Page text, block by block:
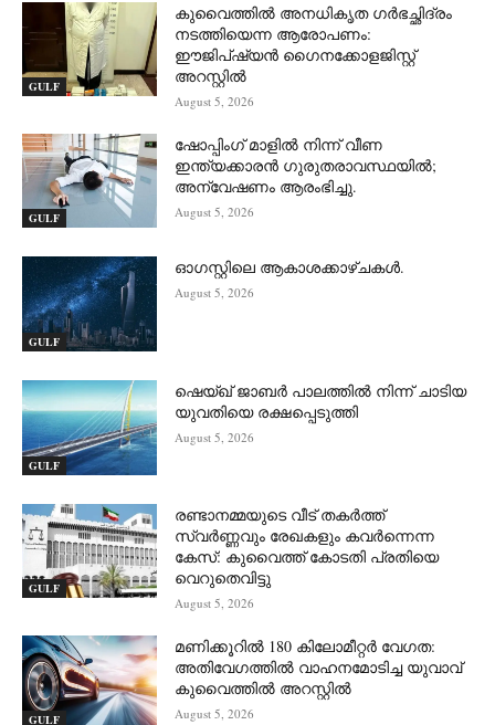
GULF
കുവൈത്തിൽ അനധികൃത ഗർഭച്ഛിദ്രം
നടത്തിയെന്ന ആരോപണം:
ഈജിപ്ഷ്യൻ ഗൈനക്കോളജിസ്റ്റ്
അറസ്റ്റിൽ
August 5, 2026
GULF
ഷോപ്പിംഗ് മാളിൽ നിന്ന് വീണ
ഇന്ത്യക്കാരൻ ഗുരുതരാവസ്ഥയിൽ;
അന്വേഷണം ആരംഭിച്ചു.
August 5, 2026
GULF
ഓഗസ്റ്റിലെ ആകാശക്കാഴ്ചകൾ.
August 5, 2026
GULF
ഷെയ്ഖ് ജാബർ പാലത്തിൽ നിന്ന് ചാടിയ
യുവതിയെ രക്ഷപ്പെടുത്തി
August 5, 2026
GULF
രണ്ടാനമ്മയുടെ വീട് തകർത്ത്
സ്വർണ്ണവും രേഖകളും കവർന്നെന്ന
കേസ്: കുവൈത്ത് കോടതി പ്രതിയെ
വെറുതെവിട്ടു
August 5, 2026
GULF
മണിക്കൂറിൽ 180 കിലോമീറ്റർ വേഗത:
അതിവേഗത്തിൽ വാഹനമോടിച്ച യുവാവ്
കുവൈത്തിൽ അറസ്റ്റിൽ
August 5, 2026